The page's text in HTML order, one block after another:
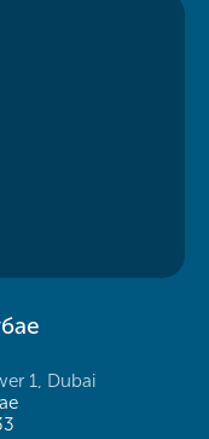
1, Dubai